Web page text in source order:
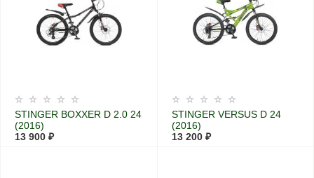
STINGER BOXXER D 2.0 24
(2016)
13 900 ₽
STINGER VERSUS D 24
(2016)
13 200 ₽